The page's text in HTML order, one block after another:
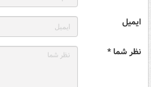
ایمیل
نظر شما *